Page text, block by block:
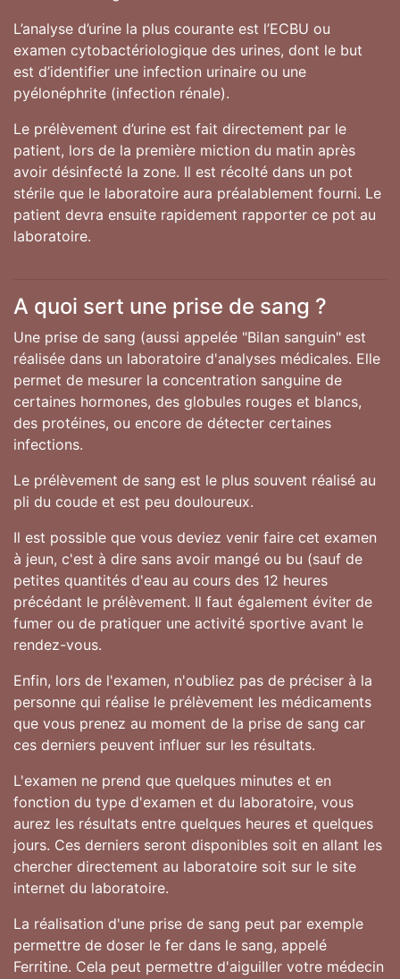
L’analyse d’urine la plus courante est l’ECBU ou
examen cytobactériologique des urines, dont le but
est d’identifier une infection urinaire ou une
pyélonéphrite (infection rénale).
Le prélèvement d’urine est fait directement par le
patient, lors de la première miction du matin après
avoir désinfecté la zone. Il est récolté dans un pot
stérile que le laboratoire aura préalablement fourni. Le
patient devra ensuite rapidement rapporter ce pot au
laboratoire.
A quoi sert une prise de sang ?
Une prise de sang (aussi appelée "Bilan sanguin" est
réalisée dans un laboratoire d'analyses médicales. Elle
permet de mesurer la concentration sanguine de
certaines hormones, des globules rouges et blancs,
des protéines, ou encore de détecter certaines
infections.
Le prélèvement de sang est le plus souvent réalisé au
pli du coude et est peu douloureux.
Il est possible que vous deviez venir faire cet examen
à jeun, c'est à dire sans avoir mangé ou bu (sauf de
petites quantités d'eau au cours des 12 heures
précédant le prélèvement. Il faut également éviter de
fumer ou de pratiquer une activité sportive avant le
rendez-vous.
Enfin, lors de l'examen, n'oubliez pas de préciser à la
personne qui réalise le prélèvement les médicaments
que vous prenez au moment de la prise de sang car
ces derniers peuvent influer sur les résultats.
L'examen ne prend que quelques minutes et en
fonction du type d'examen et du laboratoire, vous
aurez les résultats entre quelques heures et quelques
jours. Ces derniers seront disponibles soit en allant les
chercher directement au laboratoire soit sur le site
internet du laboratoire.
La réalisation d'une prise de sang peut par exemple
permettre de doser le fer dans le sang, appelé
Ferritine. Cela peut permettre d'aiguiller votre médecin